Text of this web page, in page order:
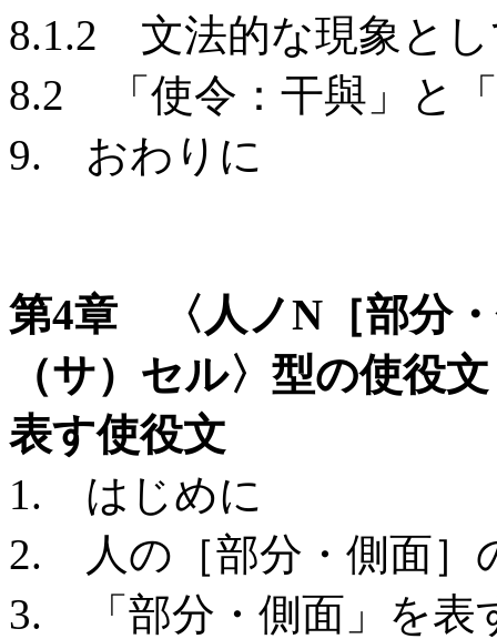
8.1.2 文法的な現象と
8.2 「使令：干與」と
9. おわりに
第4章 〈人ノN［部分
（サ）セル〉型の使役
表す使役文
1. はじめに
2. 人の［部分・側面］
3. 「部分・側面」を表